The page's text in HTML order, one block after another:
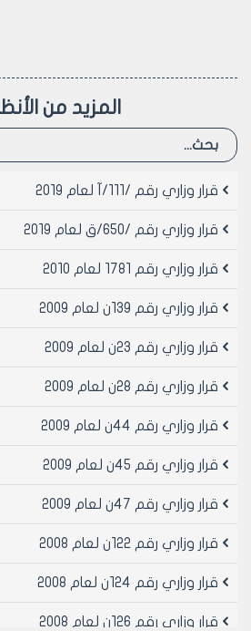
وزير التموين والتجارة
بسام رستم
المزيد من
قرار وزاري رقم /111/آ لعام 2019
قرار وزاري رقم /650/ق لعام 2019
قرار وزاري رقم 1781 لعام 2010
قرار وزاري رقم 139ن لعام 2009
قرار وزاري رقم 23ن لعام 2009
قرار وزاري رقم 28ن لعام 2009
قرار وزاري رقم 44ن لعام 2009
قرار وزاري رقم 45ن لعام 2009
قرار وزاري رقم 47ن لعام 2009
قرار وزاري رقم 122ن لعام 2008
قرار وزاري رقم 124ن لعام 2008
قرار وزاري رقم 126ن لعام 2008